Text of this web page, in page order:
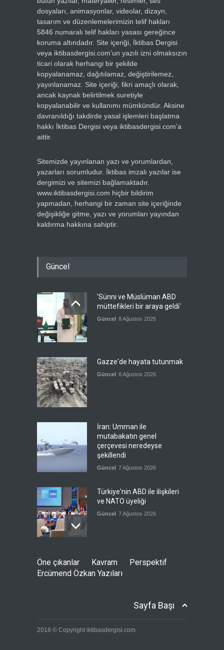
dosyaları, animasyonlar, videolar, dizayn,
tasarım ve düzenlemelerimizin telif hakları
5846 numaralı telif hakları yasası gereğince
koruma altındadır. Site içeriği, İktibas Dergisi
veya iktibasdergisi.com’un yazılı izni olmaksızın
ticari olarak herhangi bir şekilde
kopyalanamaz, dağıtılamaz, değiştirilemez,
yayınlanamaz. Site içeriği, fikri amaçlı olarak,
ancak kaynak belirtilmek suretiyle
kopyalanabilir ve kullanımı mümkündür. Aksine
davranıldığı takdirde yasal işlemleri başlatma
hakkı İktibas Dergisi veya iktibasdergisi.com’a
aittir.
Sitemizde yayınlanan yazı ve yorumlardan,
yazarları sorumludur. İktibas imzalı yazılar ise
dergimizi ve sitemizi bağlamaktadır.
www.iktibasdergisi.com hiçbir bildirim
yapmadan, herhangi bir zaman site içeriğinde
değişikliğe gitme, yazı ve yorumları yayından
kaldırma hakkına sahiptir.
Güncel
'Sünni ve Müslüman ABD
müttefikleri bir araya geldi'
Güncel 8 Ağustos 2026
Gazze'de hayata tutunmak
Güncel 8 Ağustos 2026
İran: Umman ile
mutabakatın genel
çerçevesi neredeyse
şekillendi
Güncel 7 Ağustos 2026
Türkiye'nin ABD ile ilişkileri
ve NATO üyeliği
Güncel 7 Ağustos 2026
İspanya'dan İtalya'ya, sınır
kontrollerini kaldır uyarısı
Güncel
Öne çıkanlar Kavram
Perspektif
Ercümend Özkan Yazıları
Sayfa Başı
2018 © Copyright iktibasdergisi.com